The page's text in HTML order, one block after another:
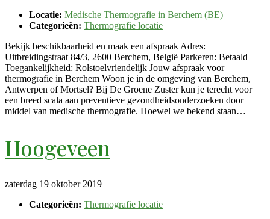
Locatie: Medische Thermografie in Berchem (BE)
Categorieën: Thermografie locatie
Bekijk beschikbaarheid en maak een afspraak Adres:
Uitbreidingstraat 84/3, 2600 Berchem, België Parkeren: Betaald
Toegankelijkheid: Rolstoelvriendelijk Jouw afspraak voor
thermografie in Berchem Woon je in de omgeving van Berchem,
Antwerpen of Mortsel? Bij De Groene Zuster kun je terecht voor
een breed scala aan preventieve gezondheidsonderzoeken door
middel van medische thermografie. Hoewel we bekend staan…
Hoogeveen
zaterdag 19 oktober 2019
Categorieën: Thermografie locatie